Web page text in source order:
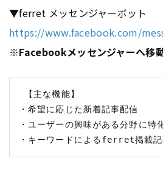
▼ferret メッセンジャーボット
https://www.facebook.com/
※Facebookメッセンジャーへ移
・希望に応じた新着記事配信
・ユーザーの興味がある分野に特